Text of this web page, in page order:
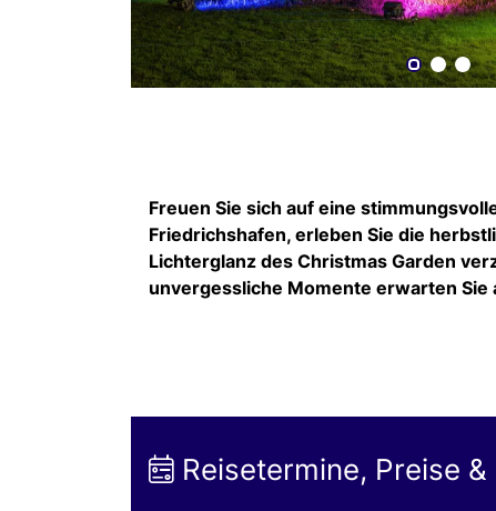
Freuen Sie sich auf eine
Friedrichshafen, erleben Sie die
Lichterglanz des Christmas Garden
unvergessliche Momente erwarten
Reisetermine, Preise &